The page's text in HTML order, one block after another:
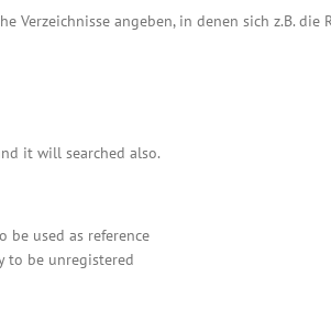
Verzeichnisse angeben, in denen sich z.B.
it will searched also.
be used as reference
to be unregistered